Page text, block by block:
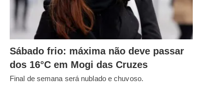
Sábado frio: máxima não deve passar
dos 16°C em Mogi das Cruzes
Final de semana será nublado e chuvoso.